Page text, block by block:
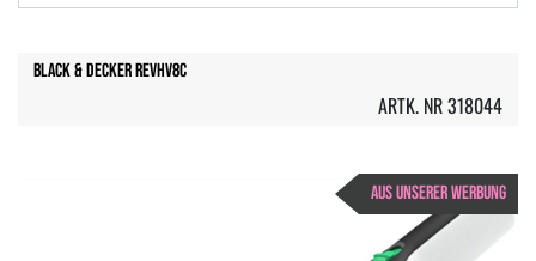
Black & Decker REVHV8C
ARTK. NR 318044
AUS UNSERER WERBUNG